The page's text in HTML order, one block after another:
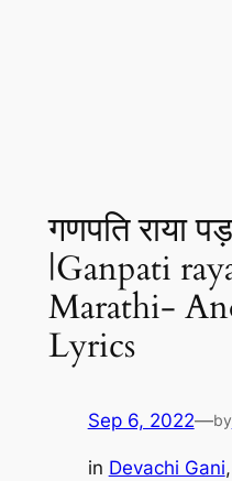
गणपति राया
|Ganpati
Marathi-
Lyrics
Sep 6, 2022—by
in Devachi Gani,